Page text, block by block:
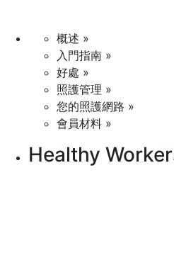
概述 »
入門指南 »
好處 »
照護管理 »
您的照護網路 »
會員材料 »
Healthy